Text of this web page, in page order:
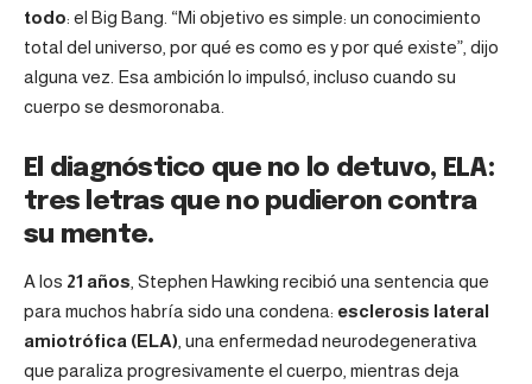
todo: el Big Bang. “Mi objetivo es simple: un conocimiento
total del universo, por qué es como es y por qué existe”, dijo
alguna vez. Esa ambición lo impulsó, incluso cuando su
cuerpo se desmoronaba.
El diagnóstico que no lo detuvo, ELA:
tres letras que no pudieron contra
su mente.
A los 21 años , Stephen Hawking recibió una sentencia que
para muchos habría sido una condena: esclerosis lateral
amiotrófica (ELA) , una enfermedad neurodegenerativa
que paraliza progresivamente el cuerpo, mientras deja